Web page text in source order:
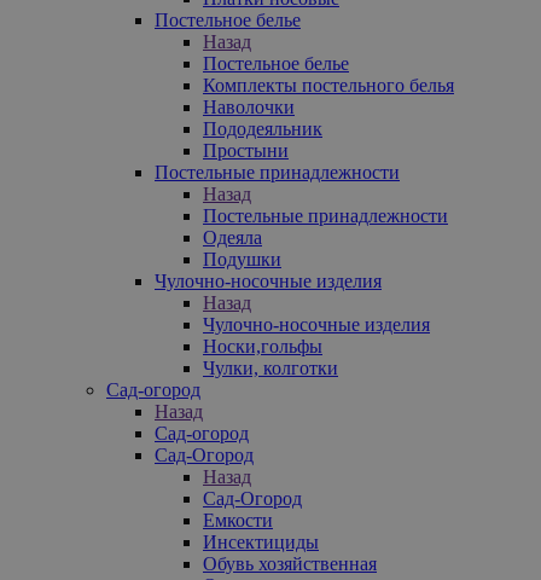
Постельное белье
Назад
Постельное белье
Комплекты постельного белья
Наволочки
Пододеяльник
Простыни
Постельные принадлежности
Назад
Постельные принадлежности
Одеяла
Подушки
Чулочно-носочные изделия
Назад
Чулочно-носочные изделия
Носки,гольфы
Чулки, колготки
Сад-огород
Назад
Сад-огород
Сад-Огород
Назад
Сад-Огород
Емкости
Инсектициды
Обувь хозяйственная